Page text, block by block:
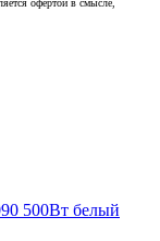
офертой в смысле,
500Вт белый